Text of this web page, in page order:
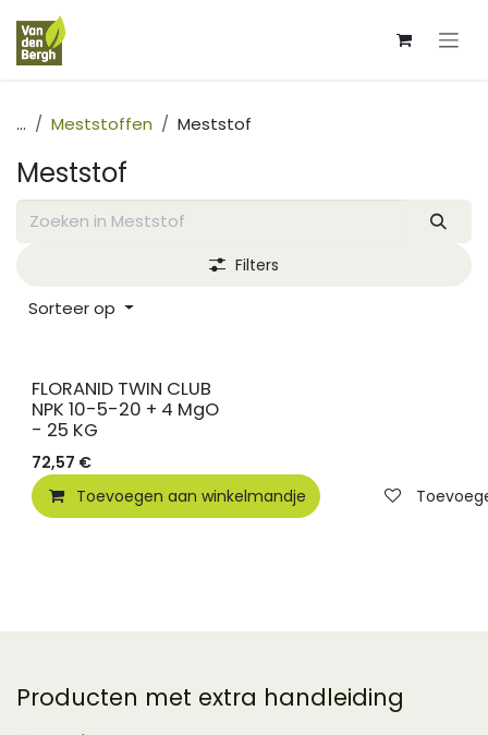
Overslaan naar inhoud
... Meststoffen Meststof
Meststof
Sorteer op
Filters
FLORANID TWIN CLUB
NPK 10-5-20 + 4 MgO
- 25 KG
72,57 €
Toevoegen aan winkelmandje
Producten met extra handleiding